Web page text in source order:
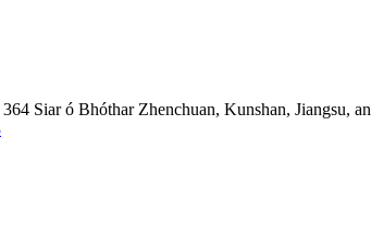
Siar ó Bhóthar Zhenchuan, Kunshan, Jiangsu,